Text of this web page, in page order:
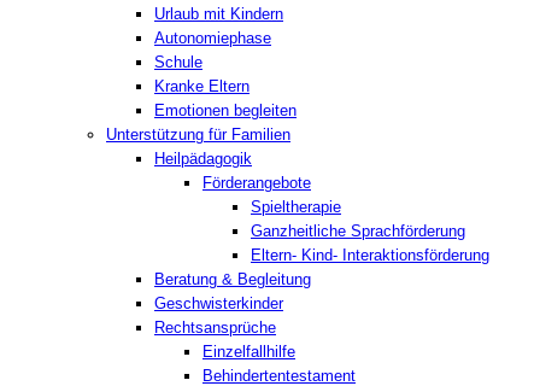
Urlaub mit Kindern
Autonomiephase
Schule
Kranke Eltern
Emotionen begleiten
Unterstützung für Familien
Heilpädagogik
Förderangebote
Spieltherapie
Ganzheitliche Sprachförderung
Eltern- Kind- Interaktionsförderung
Beratung & Begleitung
Geschwisterkinder
Rechtsansprüche
Einzelfallhilfe
Behindertentestament